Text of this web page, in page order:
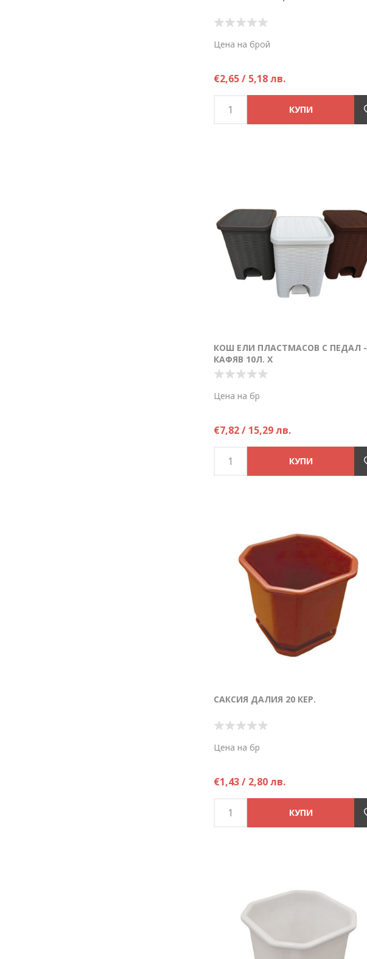
Цена на брой
€2,65 / 5,18 лв.
КОШ ЕЛИ ПЛАСТМАСОВ С ПЕДАЛ -
КАФЯВ 10Л. Х
Цена на бр
€7,82 / 15,29 лв.
САКСИЯ ДАЛИЯ 20 КЕР.
Цена на бр
€1,43 / 2,80 лв.